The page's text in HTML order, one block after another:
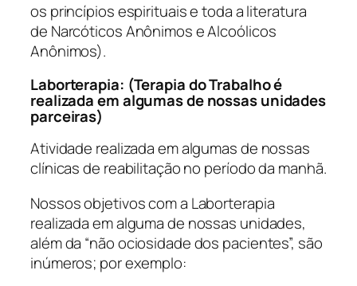
os princípios espirituais e toda a literatura
de Narcóticos Anônimos e Alcoólicos
Anônimos).
Laborterapia: (Terapia do Trabalho é
realizada em algumas de nossas unidades
parceiras)
Atividade realizada em algumas de nossas
clínicas de reabilitação no período da manhã.
Nossos objetivos com a Laborterapia
realizada em alguma de nossas unidades,
além da “não ociosidade dos pacientes”, são
inúmeros; por exemplo: